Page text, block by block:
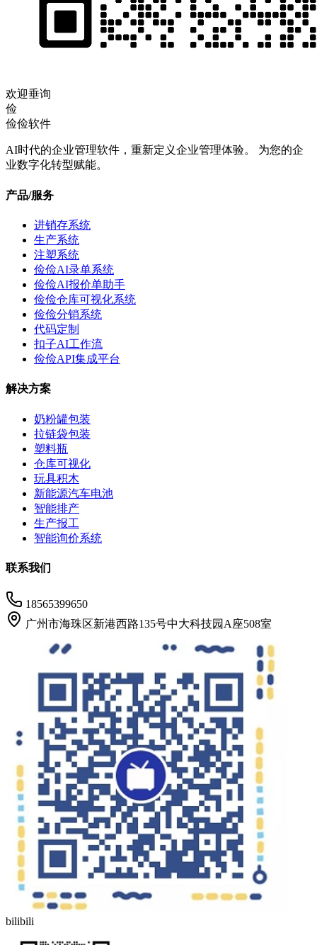
欢迎垂询
俭
俭俭软件
AI时代的企业管理软件，重新定义企业管理体验。 为您的企
业数字化转型赋能。
产品/服务
进销存系统
生产系统
注塑系统
俭俭AI录单系统
俭俭AI报价单助手
俭俭仓库可视化系统
俭俭分销系统
代码定制
扣子AI工作流
俭俭API集成平台
解决方案
奶粉罐包装
拉链袋包装
塑料瓶
仓库可视化
玩具积木
新能源汽车电池
智能排产
生产报工
智能询价系统
联系我们
18565399650
广州市海珠区新港西路135号中大科技园A座508室
bilibili